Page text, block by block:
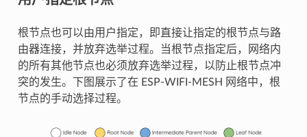
根节点也可以由用户指定，即直接让指定的根节点与路
由器连接，并放弃选举过程。当根节点指定后，网络内
的所有其他节点也必须放弃选举过程，以防止根节点冲
突的发生。下图展示了在 ESP-WIFI-MESH 网络中，根
节点的手动选择过程。